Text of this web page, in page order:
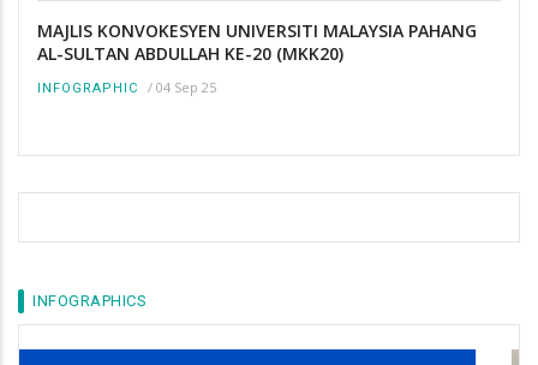
MAJLIS KONVOKESYEN UNIVERSITI MALAYSIA PAHANG
AL-SULTAN ABDULLAH KE-20 (MKK20)
INFOGRAPHIC / 04 Sep 25
INFOGRAPHICS